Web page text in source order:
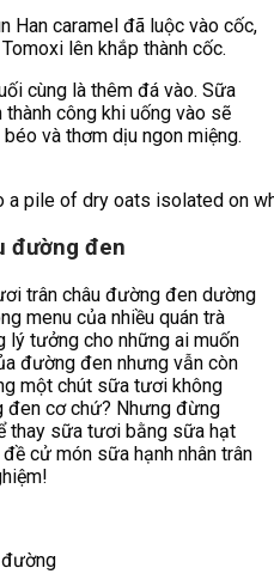
Han caramel đã luộc vào cốc,
lên khắp thành cốc.
cùng là thêm đá vào. Sữa
công khi uống vào sẽ
và thơm dịu ngon miệng.
a pile of dry oats isolated on
đường đen
trân châu đường đen dường
menu của nhiều quán trà
tưởng cho những ai muốn
đường đen nhưng vẫn còn
một chút sữa tươi không
cơ chứ? Nhưng đừng
thay sữa tươi bằng sữa hạt
cử món sữa hạnh nhân trân